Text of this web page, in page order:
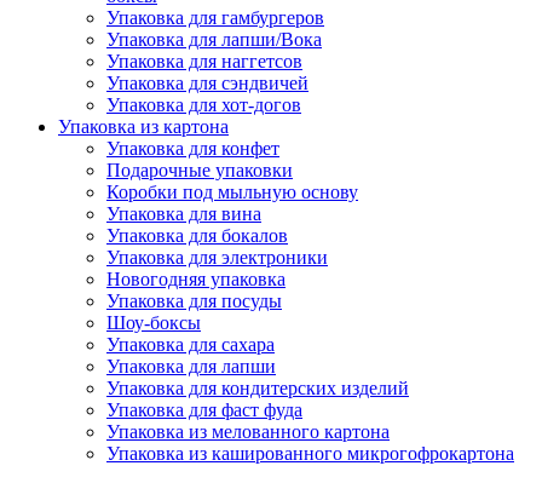
Упаковка для гамбургеров
Упаковка для лапши/Вока
Упаковка для наггетсов
Упаковка для сэндвичей
Упаковка для хот-догов
Упаковка из картона
Упаковка для конфет
Подарочные упаковки
Коробки под мыльную основу
Упаковка для вина
Упаковка для бокалов
Упаковка для электроники
Новогодняя упаковка
Упаковка для посуды
Шоу-боксы
Упаковка для сахара
Упаковка для лапши
Упаковка для кондитерских изделий
Упаковка для фаст фуда
Упаковка из мелованного картона
Упаковка из кашированного микрогофрокартона